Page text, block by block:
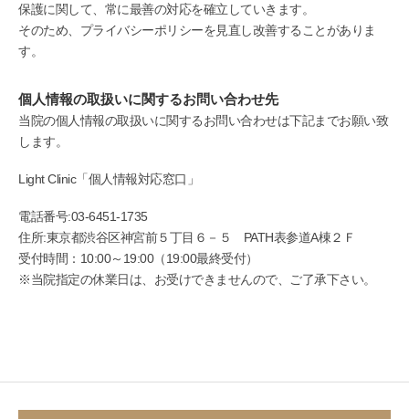
保護に関して、常に最善の対応を確立していきます。
そのため、プライバシーポリシーを見直し改善することがありま
す。
個人情報の取扱いに関するお問い合わせ先
当院の個人情報の取扱いに関するお問い合わせは下記までお願い致
します。
Light Clinic「個人情報対応窓口」
電話番号:03-6451-1735
住所:東京都渋谷区神宮前５丁目６－５ PATH表参道A棟２Ｆ
受付時間：10:00～19:00（19:00最終受付）
※当院指定の休業日は、お受けできませんので、ご了承下さい。